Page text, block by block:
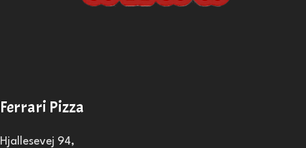
Ferrari Pizza
Hjallesevej 94,